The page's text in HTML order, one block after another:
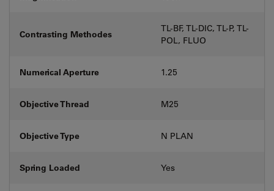
Contrasting Methodes
TL-BF, TL-DIC, TL-P, TL-
POL, FLUO
Numerical Aperture 1.25
Objective Thread M25
Objective Type N PLAN
Spring Loaded Yes